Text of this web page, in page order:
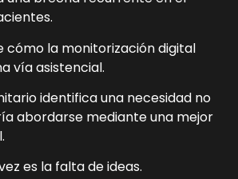
cómo la monitorización digital
vía asistencial.
identifica una necesidad no
abordarse mediante una mejor
es la falta de ideas.